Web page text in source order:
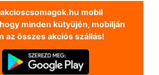
mobil
minden kütyüjén, mobilján
az összes akciós szállás!